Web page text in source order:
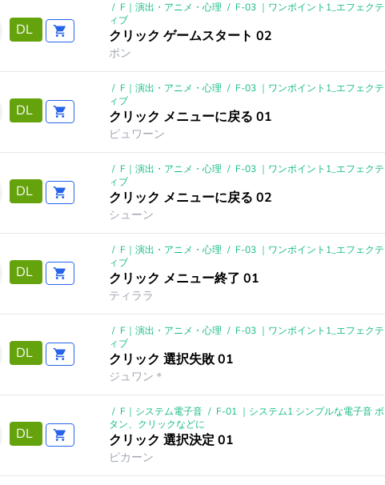
DL
/ F｜演出・アニメ・心理 / F-03 ｜ワンポイント1_エフェクテ
ィブ
クリック ゲームスタート 02
ポン
DL
/ F｜演出・アニメ・心理 / F-03 ｜ワンポイント1_エフェクテ
ィブ
クリック メニューに戻る 01
ピュワーン
DL
/ F｜演出・アニメ・心理 / F-03 ｜ワンポイント1_エフェクテ
ィブ
クリック メニューに戻る 02
シューン
DL
/ F｜演出・アニメ・心理 / F-03 ｜ワンポイント1_エフェクテ
ィブ
クリック メニュー終了 01
ティララ
DL
/ F｜演出・アニメ・心理 / F-03 ｜ワンポイント1_エフェクテ
ィブ
クリック 選択失敗 01
ジュワン＊
DL
/ F｜システム電子音 / F-01 ｜システム1 シンプルな電子音 ボ
タン、クリックなどに
クリック 選択決定 01
ピカーン